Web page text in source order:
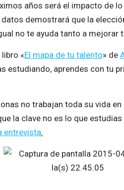
años será el impacto de
demostrará que la
no te ayuda tanto a mejorar
«El mapa de tu talento» de
estudiando, aprendes con tu
no trabajan toda su vida
la clave no es lo que
entrevista.